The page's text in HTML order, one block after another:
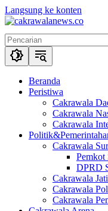
Langsung ke konten
Beranda
Peristiwa
Cakrawala
Cakrawala
Cakrawala
Cakrawala
Pemkot
DPRD
Cakrawala
Cakrawala
Cakrawala